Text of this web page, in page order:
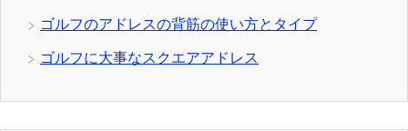
ゴルフのアドレスの背筋の使い方とタイプ
ゴルフに大事なスクエアアドレス